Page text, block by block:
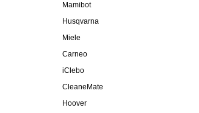
Mamibot
Husqvarna
Miele
Carneo
iClebo
CleaneMate
Hoover